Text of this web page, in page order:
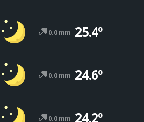
0.0 mm 25.4º
0.0 mm 24.6º
0.0 mm 24.2º